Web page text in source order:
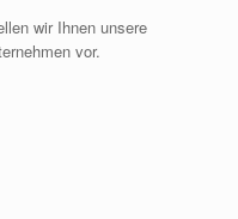
wir Ihnen unsere
vor.